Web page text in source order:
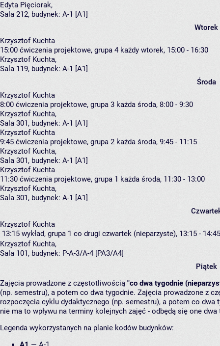
Edyta Pięciorak,
Sala 212, budynek: A-1 [A1]
Wtorek
Krzysztof Kuchta
15:00 ćwiczenia projektowe, grupa 4 każdy wtorek, 15:00 - 16:30
Krzysztof Kuchta,
Sala 119, budynek: A-1 [A1]
Środa
Krzysztof Kuchta
8:00 ćwiczenia projektowe, grupa 3 każda środa, 8:00 - 9:30
Krzysztof Kuchta,
Sala 301, budynek: A-1 [A1]
Krzysztof Kuchta
9:45 ćwiczenia projektowe, grupa 2 każda środa, 9:45 - 11:15
Krzysztof Kuchta,
Sala 301, budynek: A-1 [A1]
Krzysztof Kuchta
11:30 ćwiczenia projektowe, grupa 1 każda środa, 11:30 - 13:00
Krzysztof Kuchta,
Sala 301, budynek: A-1 [A1]
Krzysztof Kuchta
13:15 wykład, grupa 1 co drugi czwartek (nieparzyste), 13:15 - 14:45
Krzysztof Kuchta,
Sala 101, budynek: P-A-3/A-4 [PA3/A4]
Piątek
Zajęcia prowadzone z częstotliwością "co dwa tygodnie
(np. semestru), a potem co dwa tygodnie. Zajęcia prowadzone z
rozpoczęcia cyklu dydaktycznego (np. semestru), a potem co
nie ma to wpływu na terminy kolejnych zajęć - odbędą się one
Legenda wykorzystanych na planie kodów budynków: